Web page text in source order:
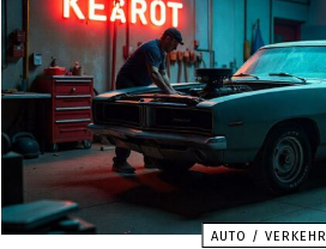
AUTO / VERKEHR